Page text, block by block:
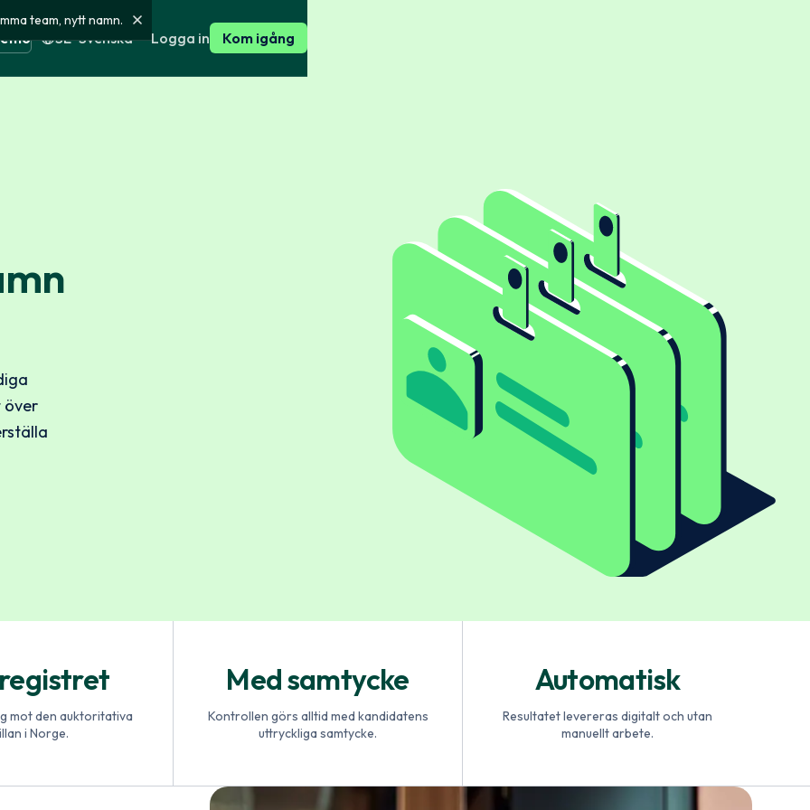
team, nytt namn.
SE · Svenska Logga in Kom igång
länder
lagstöd och
och
och
över
mot den auktoritativa
i Norge.
Med samtycke
Kontrollen görs alltid med kandidatens
uttryckliga samtycke.
Automatisk
Resultatet levereras digitalt och utan
manuellt arbete.